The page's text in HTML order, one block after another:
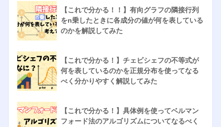
【これで分かる！！】有向グラフの隣接行列
をn乗したときに各成分の値が何を表している
のかを解説してみた
【これで分かる！】チェビシェフの不等式が
何を表しているのかを正規分布を使ってなる
べく分かりやすく解説してみた
【これで分かる！】具体例を使ってベルマン
フォード法のアルゴリズムについてなるべく